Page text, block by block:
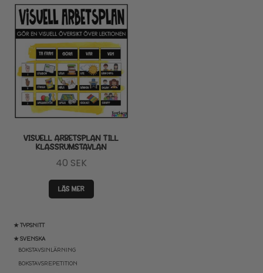
★ TYPSNITT
★ SVENSKA
BOKSTAVSINLÄRNING
BOKSTAVSREPETITION
VISUELL ARBETSPLAN TILL
KLASSRUMSTAVLAN
40 SEK
LÄS MER